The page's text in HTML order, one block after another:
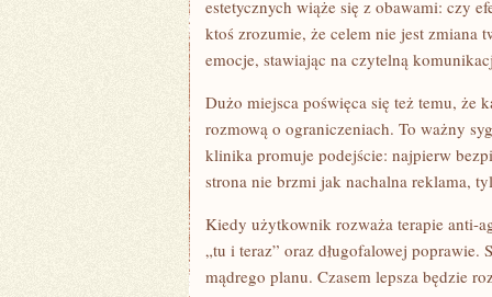
estetycznych wiąże się z obawami: czy
ktoś zrozumie, że celem nie jest zmiana
emocje, stawiając na czytelną
Dużo miejsca poświęca się też temu,
rozmową o ograniczeniach. To ważny
klinika promuje podejście: najpierw
strona nie brzmi jak nachalna reklama,
Kiedy użytkownik rozważa terapie anti-
„tu i teraz” oraz długofalowej poprawie.
mądrego planu. Czasem lepsza będzie